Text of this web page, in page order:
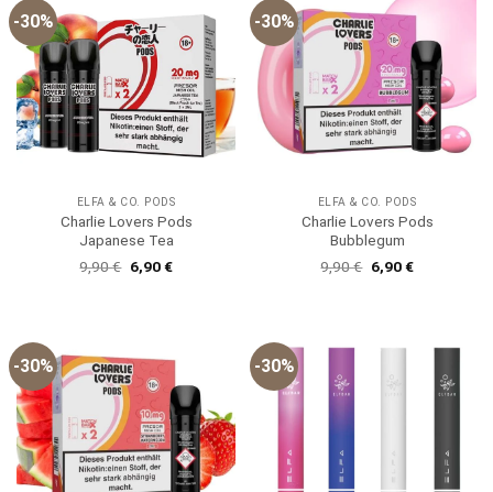
-30%
ELFA & CO. PODS
Charlie Lovers Pods
Japanese Tea
9,90€ Ursprünglicher
Preis
6,90€Aktueller
-30%
ELFA & CO. PODS
Charlie Lovers Pods
Bubblegum
9,90€ Ursprünglicher
Preis
6,90€Aktueller
-30% -30%